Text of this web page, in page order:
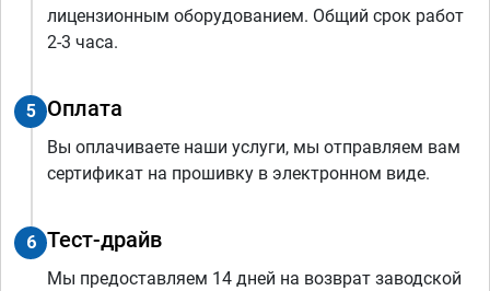
лицензионным оборудованием. Общий срок работ
2-3 часа.
5 Оплата
Вы оплачиваете наши услуги, мы отправляем вам
сертификат на прошивку в электронном виде.
6 Тест-драйв
Мы предоставляем 14 дней на возврат заводской